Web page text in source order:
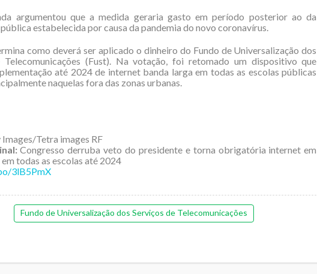
argumentou que a medida geraria gasto em período posterior ao da
estabelecida por causa da pandemia do novo coronavírus.
como deverá ser aplicado o dinheiro do Fundo de Universalização dos
Telecomunicações (Fust). Na votação, foi retomado um dispositivo que
até 2024 de internet banda larga em todas as escolas públicas
naquelas fora das zonas urbanas.
Tetra images RF
Congresso derruba veto do presidente e torna obrigatória internet em
todas as escolas até 2024
3lB5PmX
Fundo de Universalização dos Serviços de Telecomunicações